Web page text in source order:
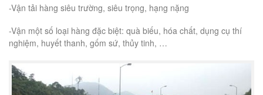
-Vận tải hàng siêu trường, siêu trọng, hạng nặng
-Vận một số loại hàng đặc biệt: quà biếu, hóa chất, dụng cụ thí
nghiệm, huyết thanh, gốm sứ, thủy tinh, …